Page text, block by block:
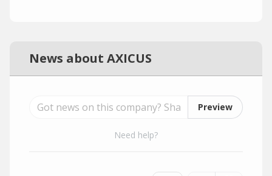
News about AXICUS
Preview
Need help?